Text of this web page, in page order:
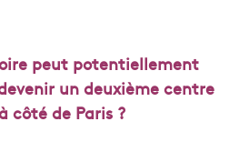
peut potentiellement
un deuxième centre
côté de Paris ?